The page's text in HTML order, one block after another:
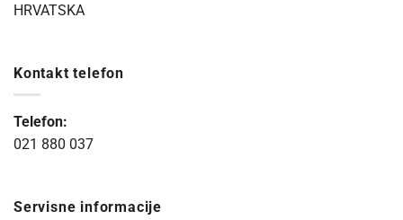
HRVATSKA
Kontakt telefon
Telefon:
021 880 037
Servisne informacije